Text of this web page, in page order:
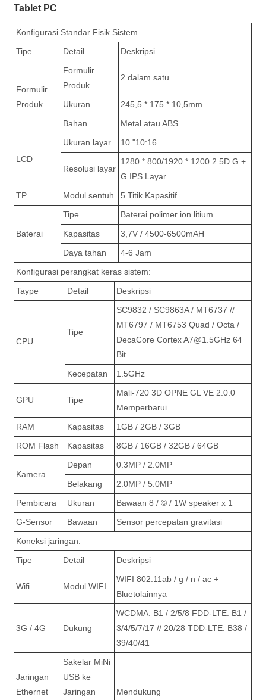
Tablet PC
Konfigurasi Standar Fisik Sistem
Tipe
Detail Deskripsi
Formulir
Produk
Formulir
Produk
2 dalam satu
Ukuran
245,5 * 175 * 10,5mm
Bahan
Metal atau ABS
LCD
Ukuran layar 10 "10:16
Resolusi layar
1280 * 800/1920 * 1200 2.5D G +
G IPS Layar
TP
Modul sentuh 5 Titik Kapasitif
Baterai
Tipe
Baterai polimer ion litium
Kapasitas
3,7V / 4500-6500mAH
Daya tahan
4-6 Jam
Konfigurasi perangkat keras sistem:
Taype
Detail Deskripsi
CPU
Tipe
SC9832 / SC9863A / MT6737 //
MT6797 / MT6753 Quad / Octa /
DecaCore Cortex A7@1.5GHz 64
Bit
Kecepatan
1.5GHz
GPU Tipe
Mali-720 3D OPNE GL VE 2.0.0
Memperbarui
RAM
Kapasitas
1GB / 2GB / 3GB
ROM Flash
Kapasitas 8GB / 16GB / 32GB / 64GB
Kamera
Depan
0.3MP / 2.0MP
Belakang
2.0MP / 5.0MP
Pembicara
Ukuran
Bawaan 8 / © / 1W speaker x 1
G-Sensor
Bawaan
Sensor percepatan gravitasi
Koneksi jaringan:
Tipe
Detail Deskripsi
Wifi Modul WIFI
WIFI 802.11ab / g / n / ac +
Bluetolainnya
3G / 4G Dukung
WCDMA: B1 / 2/5/8 FDD-LTE: B1 /
3/4/5/7/17 // 20/28 TDD-LTE: B38 /
39/40/41
Jaringan
Ethernet
Sakelar MiNi
USB ke
Jaringan
Mendukung